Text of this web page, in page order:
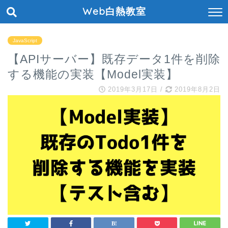
Web白熱教室
JavaScript
【APIサーバー】既存データ1件を削除
する機能の実装【Model実装】
2019年3月17日 / 2019年8月2日